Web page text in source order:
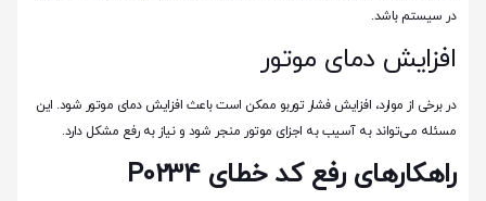
در سیستم باشد.
افزایش دمای موتور
در برخی از موارد، افزایش فشار توربو ممکن است باعث افزایش دمای موتور شود. این
مسئله می‌تواند به آسیب به اجزای موتور منجر شود و نیاز به رفع مشکل دارد.
راهکارهای رفع کد خطای P0234